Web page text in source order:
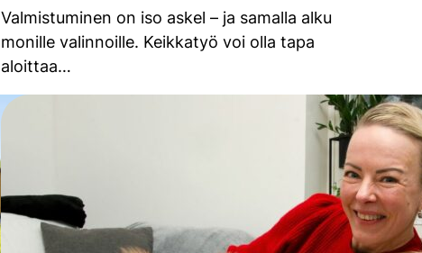
Valmistuminen on iso askel – ja samalla alku
monille valinnoille. Keikkatyö voi olla tapa
aloittaa…